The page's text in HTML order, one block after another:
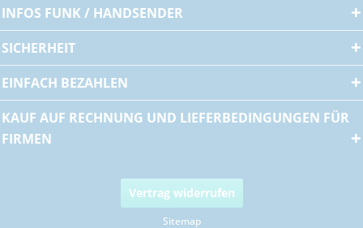
INFOS FUNK / HANDSENDER
SICHERHEIT
EINFACH BEZAHLEN
KAUF AUF RECHNUNG UND LIEFERBEDINGUNGEN FÜR
FIRMEN
Vertrag widerrufen
Sitemap